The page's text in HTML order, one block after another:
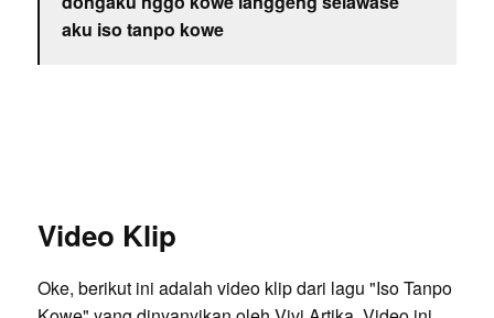
aku iso tanpo kowe
Video Klip
Oke, berikut ini adalah video klip dari lagu "Iso Tanpo